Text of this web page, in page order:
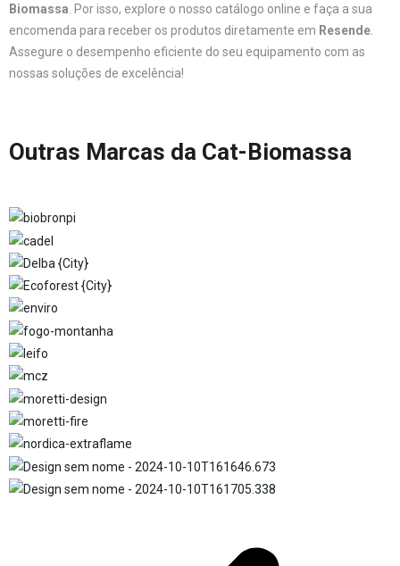
Biomassa . Por isso, explore o nosso catálogo online e faça a sua
encomenda para receber os produtos diretamente em Resende
Assegure o desempenho eficiente do seu equipamento com as
nossas soluções de excelência!
Outras Marcas da Cat-Biomassa